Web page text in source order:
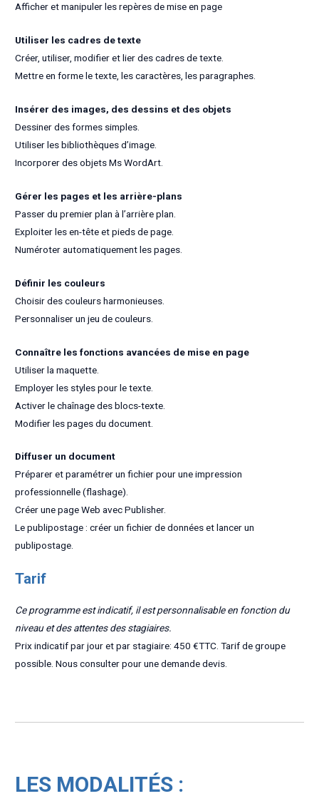
Afficher et manipuler les repères de mise en page
Utiliser les cadres de texte
Créer, utiliser, modifier et lier des cadres de texte.
Mettre en forme le texte, les caractères, les paragraphes.
Insérer des images, des dessins et des objets
Dessiner des formes simples.
Utiliser les bibliothèques d’image.
Incorporer des objets Ms WordArt.
Gérer les pages et les arrière-plans
Passer du premier plan à l’arrière plan.
Exploiter les en-tête et pieds de page.
Numéroter automatiquement les pages.
Définir les couleurs
Choisir des couleurs harmonieuses.
Personnaliser un jeu de couleurs.
Connaître les fonctions avancées de mise en page
Utiliser la maquette.
Employer les styles pour le texte.
Activer le chaînage des blocs-texte.
Modifier les pages du document.
Diffuser un document
Préparer et paramétrer un fichier pour une impression
professionnelle (flashage).
Créer une page Web avec Publisher.
Le publipostage : créer un fichier de données et lancer un
publipostage.
Tarif
Ce programme est indicatif, il est personnalisable en fonction du
niveau et des attentes des stagiaires.
Prix indicatif par jour et par stagiaire: 450 €TTC. Tarif de groupe
possible. Nous consulter pour une demande devis.
LES MODALITÉS :